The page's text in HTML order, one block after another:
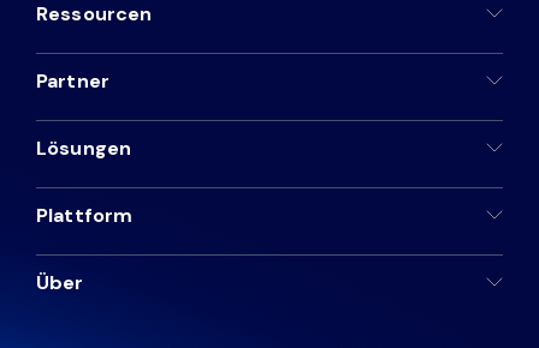
Ressourcen
Partner
Lösungen
Plattform
Über